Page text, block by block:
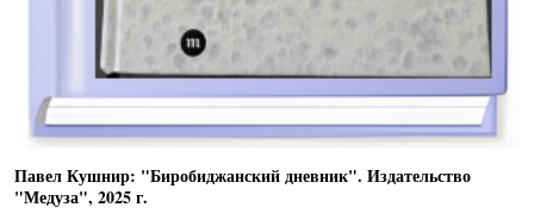
Павел Кушнир: "Биробиджанский дневник". Издательство
"Медуза", 2025 г.